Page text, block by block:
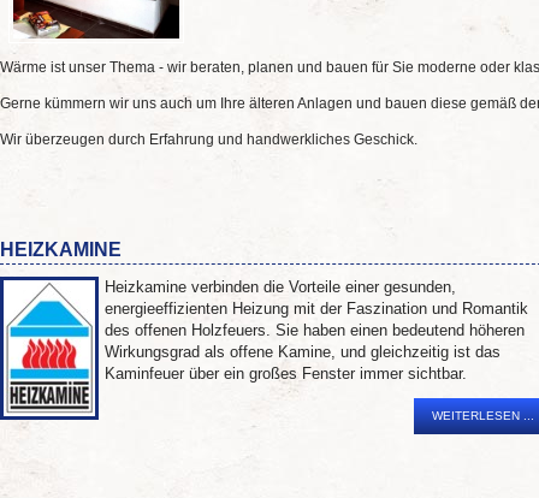
Wärme ist unser Thema - wir beraten, planen und bauen für Sie moderne oder
Gerne kümmern wir uns auch um Ihre älteren Anlagen und bauen diese gemäß
Wir überzeugen durch Erfahrung und handwerkliches Geschick.
HEIZKAMINE
Heizkamine verbinden die Vorteile einer gesunden,
energieeffizienten Heizung mit der Faszination und Romantik
des offenen Holzfeuers. Sie haben einen bedeutend höheren
Wirkungsgrad als offene Kamine, und gleichzeitig ist das
Kaminfeuer über ein großes Fenster immer sichtbar.
WEITERLESEN ...